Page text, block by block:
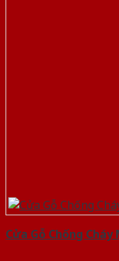
Cửa Gỗ Chống Cháy